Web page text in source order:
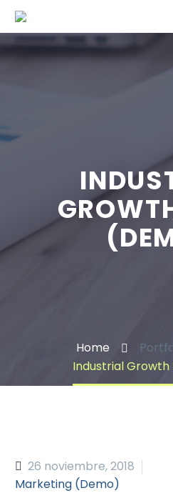
Home
Industrial
26 noviembre, 2018
Marketing (Demo)